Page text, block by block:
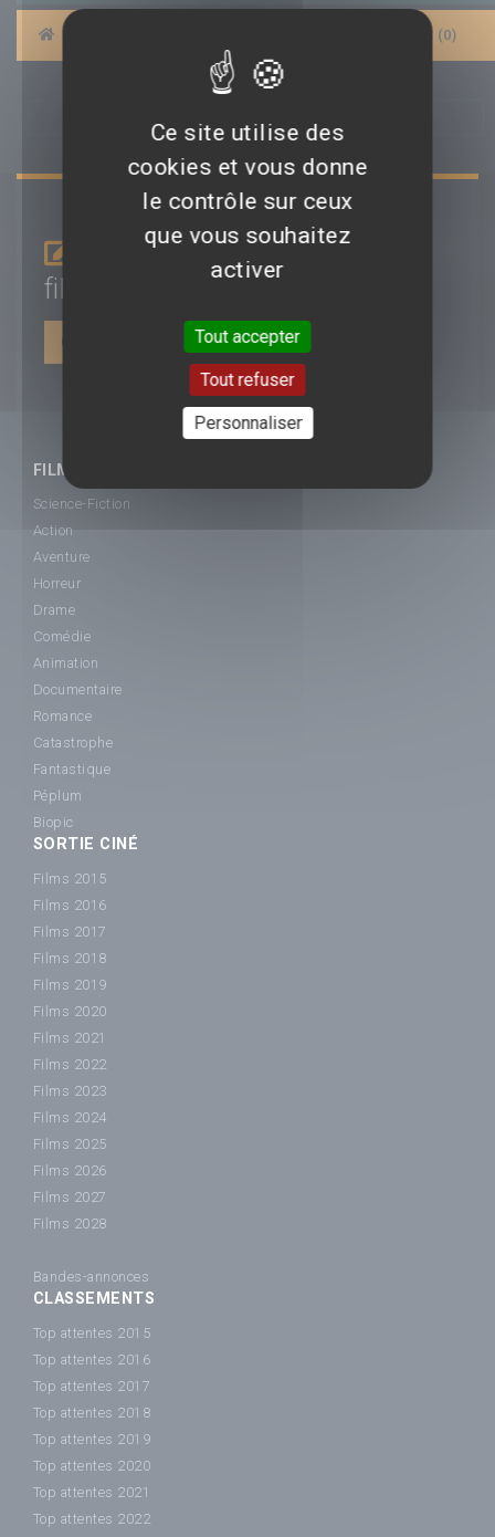
AVIS (0)
BANDES-ANNONCES, TEASERS
Je donne mon avis sur le
film
Requiem for a Dream
CONNEXION | INSCRIPTION
FILMS
Science-Fiction
Action
Aventure
Horreur
Drame
Comédie
Animation
Documentaire
Romance
Catastrophe
Fantastique
Péplum
Biopic
SORTIE CINÉ
Films 2015
Films 2016
Films 2017
Films 2018
Films 2019
Films 2020
Films 2021
Films 2022
Films 2023
Films 2024
Films 2025
Films 2026
Films 2027
Films 2028
Bandes-annonces
CLASSEMENTS
Top attentes 2015
Top attentes 2016
Top attentes 2017
Top attentes 2018
Top attentes 2019
Top attentes 2020
Top attentes 2021
Top attentes 2022
Ce site utilise des
cookies et vous donne
le contrôle sur ceux
que vous souhaitez
activer
Tout accepter
Tout refuser
Personnaliser